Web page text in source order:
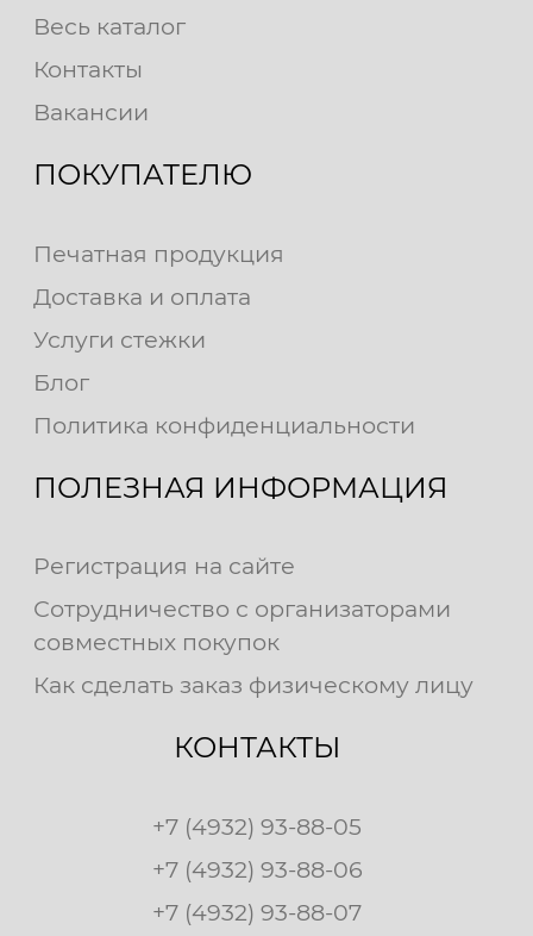
Весь каталог
Контакты
Вакансии
ПОКУПАТЕЛЮ
Печатная продукция
Доставка и оплата
Услуги стежки
Блог
Политика конфиденциальности
ПОЛЕЗНАЯ ИНФОРМАЦИЯ
Регистрация на сайте
Сотрудничество с организаторами
совместных покупок
Как сделать заказ физическому лицу
КОНТАКТЫ
+7 (4932) 93-88-05
+7 (4932) 93-88-06
+7 (4932) 93-88-07